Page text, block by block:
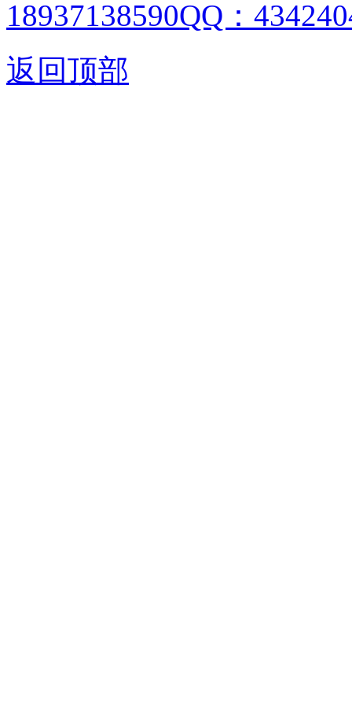
18937138590QQ：
返回顶部